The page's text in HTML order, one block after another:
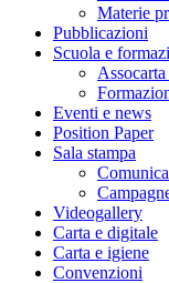
Materie
Pubblicazioni
Scuola e
Eventi e news
Position Paper
Sala stampa
Videogallery
Carta e digitale
Carta e igiene
Convenzioni